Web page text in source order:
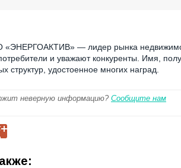
— лидер рынка
и уважают конкуренты. Имя,
структур, удостоенное многих наград.
неверную информацию? Сообщите нам